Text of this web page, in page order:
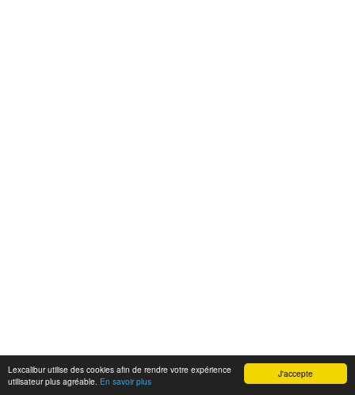
J'accepte
Lexcalibur utilise des cookies afin de rendre votre expérience
utilisateur plus agréable. En savoir plus